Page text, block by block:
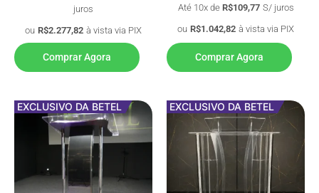
juros
ou R$2.277,82 à vista via PIX
Comprar Agora
Até 10x de R$109,77 S/ juros
ou R$1.042,82 à vista via PIX
Comprar Agora
EXCLUSIVO DA BETEL EXCLUSIVO DA BETEL